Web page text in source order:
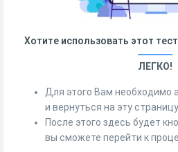
Хотите использовать этот
ЛЕГКО!
Для этого Вам необходимо
и вернуться на эту страницу.
После этого здесь будет
вы сможете перейти к